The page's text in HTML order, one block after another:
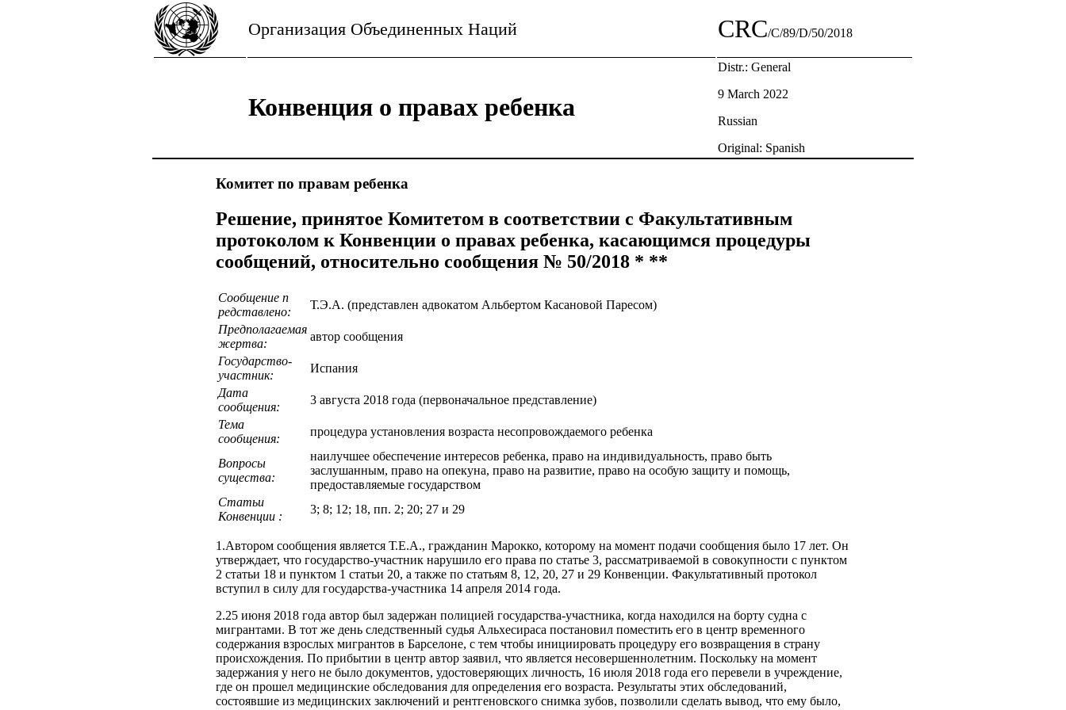
Организация Объединенных Наций CRC/C/89/D/50/2018
Конвенция о правах ребенка
Distr.: General
9 March 2022
Russian
Original: Spanish
Комитет по правам ребенка
Решение, принятое Комитетом в соответствии с Факультативным
протоколом к Конвенции о правах ребенка, касающимся процедуры
сообщений, относительно сообщения № 50/2018 * **
Сообщение п
редставлено:
Т.Э.А. (представлен адвокатом Альбертом Касановой Паресом)
Предполагаемая
жертва:
автор сообщения
Государство-
участник:
Испания
Дата
сообщения:
3 августа 2018 года (первоначальное представление)
Тема
сообщения:
процедура установления возраста несопровождаемого ребенка
Вопросы
существа:
наилучшее обеспечение интересов ребенка, право на индивидуальность, право быть
заслушанным, право на опекуна, право на развитие, право на особую защиту и помощь,
предоставляемые государством
Статьи
Конвенции :
3; 8; 12; 18, пп. 2; 20; 27 и 29
1.Автором сообщения является Т.Е.А., гражданин Марокко, которому на момент подачи сообщения было 17 лет. Он
утверждает, что государство-участник нарушило его права по статье 3, рассматриваемой в совокупности с пунктом
2 статьи 18 и пунктом 1 статьи 20, а также по статьям 8, 12, 20, 27 и 29 Конвенции. Факультативный протокол
вступил в силу для государства-участника 14 апреля 2014 года.
2.25 июня 2018 года автор был задержан полицией государства-участника, когда находился на борту судна с
мигрантами. В тот же день следственный судья Альхесираса постановил поместить его в центр временного
содержания взрослых мигрантов в Барселоне, с тем чтобы инициировать процедуру его возвращения в страну
происхождения. По прибытии в центр автор заявил, что является несовершеннолетним. Поскольку на момент
задержания у него не было документов, удостоверяющих личность, 16 июля 2018 года его перевели в учреждение,
где он прошел медицинские обследования для определения его возраста. Результаты этих обследований,
состоявшие из медицинских заключений и рентгеновского снимка зубов, позволили сделать вывод, что ему было,